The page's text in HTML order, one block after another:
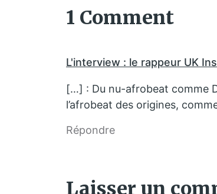
1 Comment
L'interview : le rappeur UK
[…] : Du nu-afrobeat comme
l’afrobeat des origines,
Répondre
Laisser un